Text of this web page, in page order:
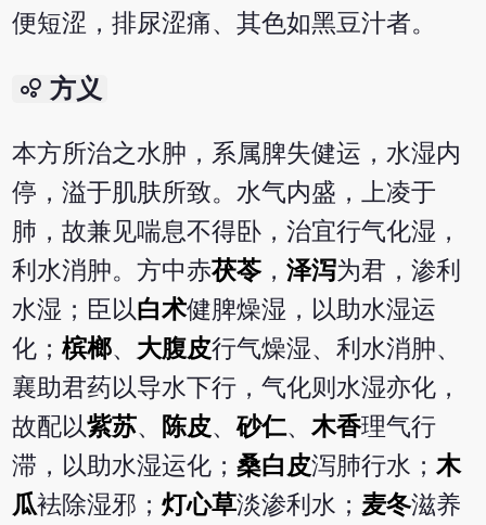
便短涩，排尿涩痛、其色如黑豆汁者。
bubble_chart 方义
本方所治之水肿，系属脾失健运，水湿内
停，溢于肌肤所致。水气内盛，上凌于
肺，故兼见喘息不得卧，治宜行气化湿，
利水消肿。方中赤茯苓 ，泽泻为君，渗利
水湿；臣以白术健脾燥湿，以助水湿运
化；槟榔、 大腹皮行气燥湿、利水消肿、
襄助君药以导水下行，气化则水湿亦化，
故配以紫苏、 陈皮、砂仁、木香理气行
滞，以助水湿运化；桑白皮泻肺行水；木
瓜袪除湿邪；灯心草淡渗利水； 麦冬滋养